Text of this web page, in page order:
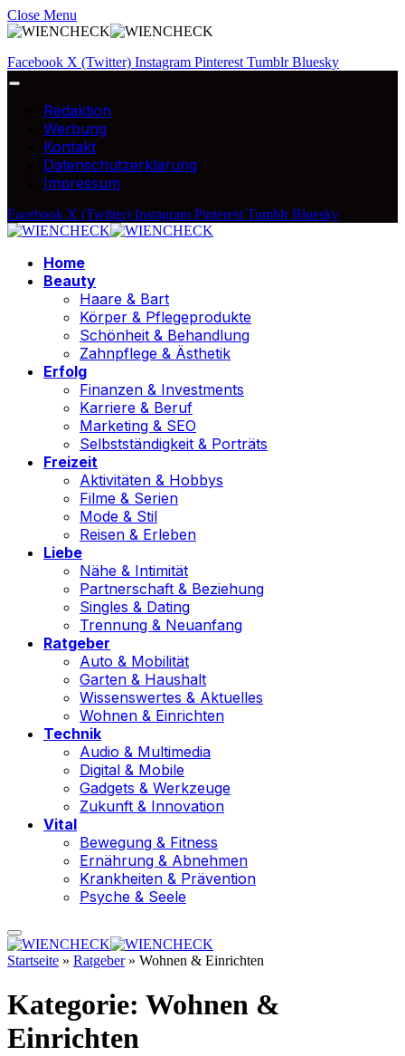
Close Menu
Facebook X (Twitter) Instagram Pinterest Tumblr Bluesky
Redaktion
Werbung
Kontakt
Datenschutzerklärung
Impressum
Facebook X (Twitter) Instagram Pinterest Tumblr Bluesky
Home
Beauty
Haare & Bart
Körper & Pflegeprodukte
Schönheit & Behandlung
Zahnpflege & Ästhetik
Erfolg
Finanzen & Investments
Karriere & Beruf
Marketing & SEO
Selbstständigkeit & Porträts
Freizeit
Aktivitäten & Hobbys
Filme & Serien
Mode & Stil
Reisen & Erleben
Liebe
Nähe & Intimität
Partnerschaft & Beziehung
Singles & Dating
Trennung & Neuanfang
Ratgeber
Auto & Mobilität
Garten & Haushalt
Wissenswertes & Aktuelles
Wohnen & Einrichten
Technik
Audio & Multimedia
Digital & Mobile
Gadgets & Werkzeuge
Zukunft & Innovation
Vital
Bewegung & Fitness
Ernährung & Abnehmen
Krankheiten & Prävention
Psyche & Seele
Startseite » Ratgeber» Wohnen & Einrichten
Kategorie: Wohnen &
Einrichten